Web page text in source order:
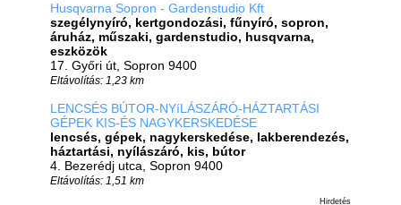
Husqvarna Sopron - Gardenstudio Kft
szegélynyíró, kertgondozási, fűnyíró, sopron,
áruház, műszaki, gardenstudio, husqvarna,
eszközök
17. Győri út, Sopron 9400
Eltávolítás: 1,23 km
LENCSÉS BÚTOR-NYíLÁSZÁRÓ-HÁZTARTÁSI
GÉPEK KIS-ÉS NAGYKERSKEDÉSE
lencsés, gépek, nagykerskedése, lakberendezés,
háztartási, nyílászáró, kis, bútor
4. Bezerédj utca, Sopron 9400
Eltávolítás: 1,51 km
Hirdetés